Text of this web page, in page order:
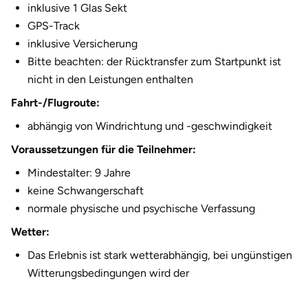
inklusive 1 Glas Sekt
GPS-Track
inklusive Versicherung
Bitte beachten: der Rücktransfer zum Startpunkt ist
nicht in den Leistungen enthalten
Fahrt-/Flugroute:
abhängig von Windrichtung und -geschwindigkeit
Voraussetzungen für die Teilnehmer:
Mindestalter: 9 Jahre
keine Schwangerschaft
normale physische und psychische Verfassung
Wetter:
Das Erlebnis ist stark wetterabhängig, bei ungünstigen
Witterungsbedingungen wird der